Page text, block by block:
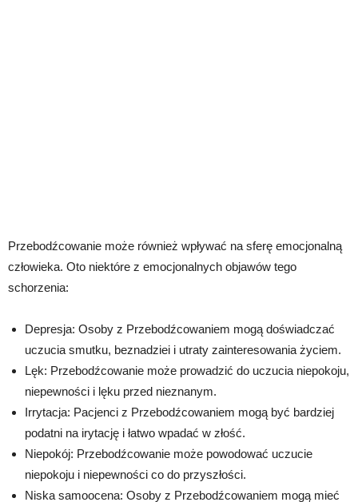
Przebodźcowanie może również wpływać na sferę emocjonalną
człowieka. Oto niektóre z emocjonalnych objawów tego
schorzenia:
Depresja: Osoby z Przebodźcowaniem mogą doświadczać
uczucia smutku, beznadziei i utraty zainteresowania życiem.
Lęk: Przebodźcowanie może prowadzić do uczucia niepokoju,
niepewności i lęku przed nieznanym.
Irrytacja: Pacjenci z Przebodźcowaniem mogą być bardziej
podatni na irytację i łatwo wpadać w złość.
Niepokój: Przebodźcowanie może powodować uczucie
niepokoju i niepewności co do przyszłości.
Niska samoocena: Osoby z Przebodźcowaniem mogą mieć